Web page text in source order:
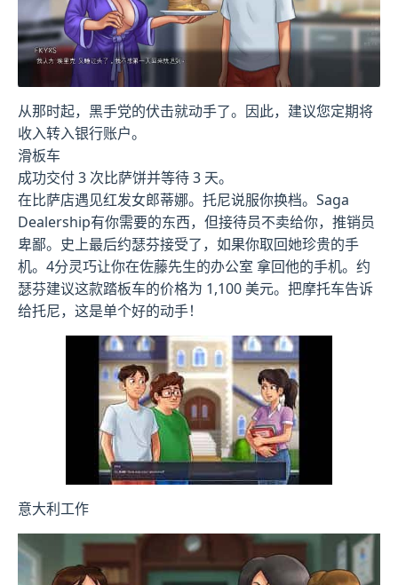
从那时起，黑手党的伏击就动手了。因此，建议您定期将
收入转入银行账户。
滑板车
成功交付 3 次比萨饼并等待 3 天。
在比萨店遇见红发女郎蒂娜。托尼说服你换档。Saga
Dealership有你需要的东西，但接待员不卖给你，推销员
卑鄙。史上最后约瑟芬接受了，如果你取回她珍贵的手
机。4分灵巧让你在佐藤先生的办公室 拿回他的手机。约
瑟芬建议这款踏板车的价格为 1,100 美元。把摩托车告诉
给托尼，这是单个好的动手！
意大利工作